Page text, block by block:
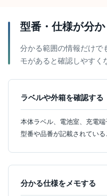
型番・仕様が分
分かる範囲の情報だけで
モがあると確認しやすく
ラベルや外箱を確認する
本体ラベル、電池室、充電
型番や品番が記載されている
分かる仕様をメモする